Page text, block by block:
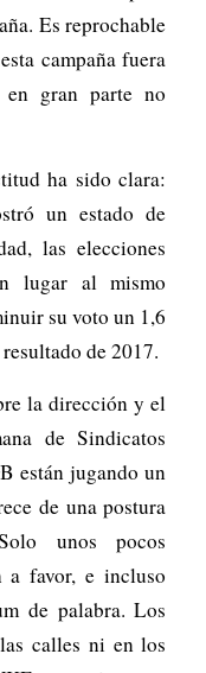
Es reprochable
campaña fuera
gran parte no
ha sido clara:
un estado de
las elecciones
lugar al mismo
su voto un 1,6
de 2017.
la dirección y el
de Sindicatos
están jugando un
de una postura
unos pocos
a favor, e incluso
de palabra. Los
calles ni en los